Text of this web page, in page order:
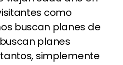
como
buscan planes de
planes
simplemente